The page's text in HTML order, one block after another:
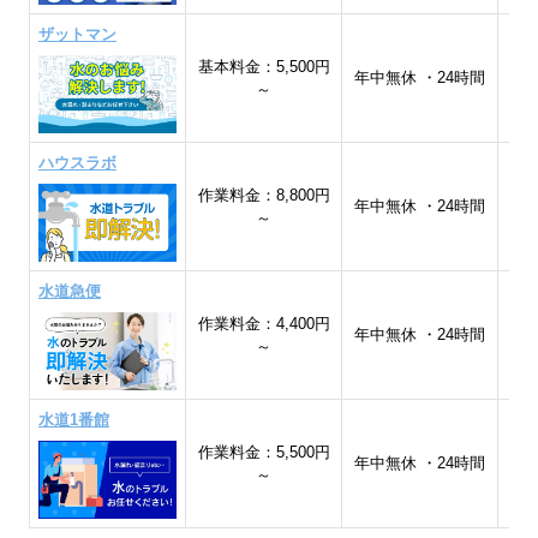
ザットマン
基本料金：5,500円
～
年中無休 ・24時間
ハウスラボ
作業料金：8,800円
～
年中無休 ・24時間
水道急便
作業料金：4,400円
～
年中無休 ・24時間
水道1番館
作業料金：5,500円
～
年中無休 ・24時間